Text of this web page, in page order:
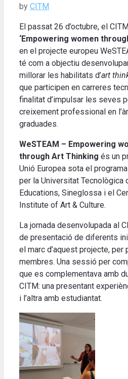
by CITM
El passat 26 d’octubre, el
‘Empowering women
en el projecte europeu
té com a objectiu
millorar les habilitats d’art
que participen en carreres
finalitat d’impulsar les seves
creixement professional en
graduades.
WeSTEAM – Empowering
through Art Thinking és un
Unió Europea sota el
per la Universitat Tecnològica
Educations, Sineglossa i el
Institute of Art & Culture.
La jornada desenvolupada al
de presentació de diferents
el marc d’aquest projecte, per
membres. Una sessió per
que es complementava amb
CITM: una presentant
i l’altra amb estudiantat.